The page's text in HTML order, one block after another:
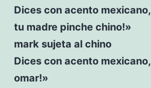
Dices con acento
tu madre pinche chino!»
mark sujeta al chino
Dices con acento
omar!»